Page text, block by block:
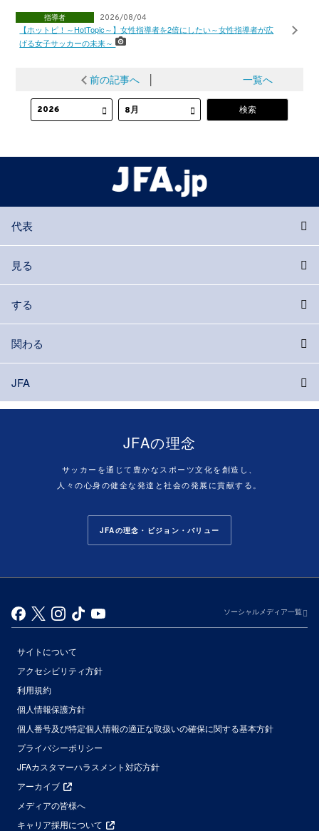
指導者 2026/08/04
【ホットピ！～HotTopic～】女性指導者を2倍にしたい～女性指導者が広
げる女子サッカーの未来～
前の記事へ│ 一覧へ
代表
見る
する
関わる
JFA
JFAの理念
サッカーを通じて豊かなスポーツ文化を創造し、
人々の心身の健全な発達と社会の発展に貢献する。
JFAの理念・ビジョン・バリュー
ソーシャルメディア一覧
サイトについて
アクセシビリティ方針
利用規約
個人情報保護方針
個人番号及び特定個人情報の適正な取扱いの確保に関する基本方針
プライバシーポリシー
JFAカスタマーハラスメント対応方針
アーカイブ
メディアの皆様へ
キャリア採用について